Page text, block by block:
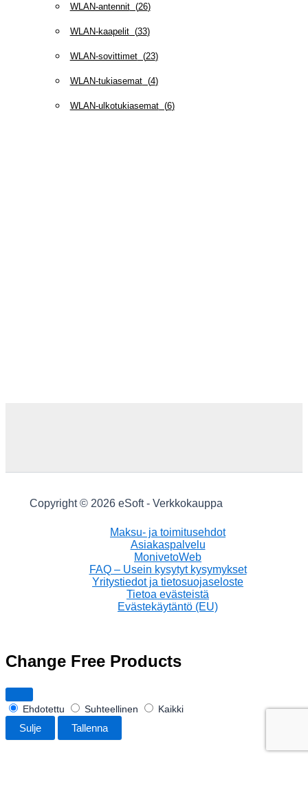
WLAN-antennit(26)
WLAN-kaapelit(33)
WLAN-sovittimet(23)
WLAN-tukiasemat(4)
WLAN-ulkotukiasemat(6)
Copyright © 2026 eSoft - Verkkokauppa
Maksu- ja toimitusehdot
Asiakaspalvelu
MonivetoWeb
FAQ – Usein kysytyt kysymykset
Yritystiedot ja tietosuojaseloste
Tietoa evästeistä
Evästekäytäntö (EU)
Change Free Products
Ehdotettu Suhteellinen Kaikki
Sulje Tallenna